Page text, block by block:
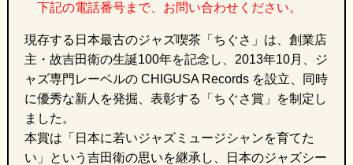
下記の電話番号まで、お問い合わせください。
現存する日本最古のジャズ喫茶「ちぐさ」は、創業店
主・故吉田衛の生誕100年を記念し、2013年10月、ジ
ャズ専門レーベルの CHIGUSA Records を設立、同時
に優秀な新人を発掘、表彰する「ちぐさ賞」を制定し
ました。
本賞は「日本に若いジャズミュージシャンを育てた
い」という吉田衛の思いを継承し、日本のジャズシー